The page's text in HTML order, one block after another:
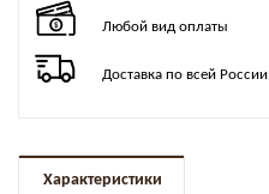
Любой вид оплаты
Доставка по всей России
Характеристики